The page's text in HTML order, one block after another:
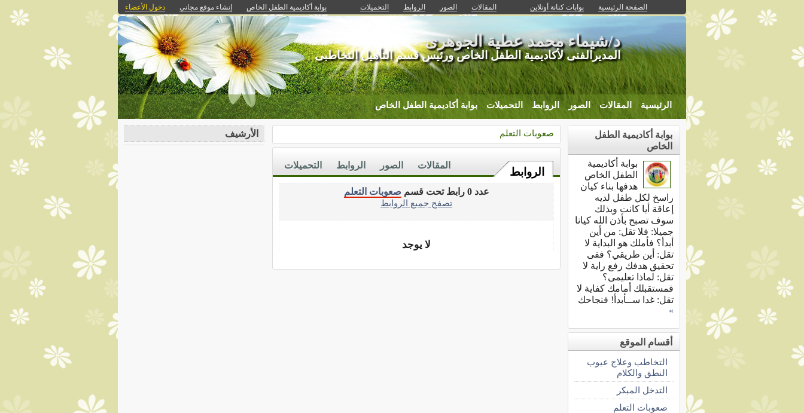
الصفحة الرئيسية بوابات كنانة أونلاين المقالات الصور الروابط التحميلات بوابة أكاديمية الطفل الخاص إنشاء موقع مجاني دخول الأعضاء
د/شيماء محمد عطية الجوهرى
المديرالفنى لأكاديمية الطفل الخاص ورئيس قسم التأهيل التخاطبى
الرئيسية المقالات الصور الروابط التحميلات بوابة أكاديمية الطفل الخاص
صعوبات التعلم
الروابط
التحميلات الروابط الصور المقالات
عدد 0 رابط تحت قسم
صعوبات التعلم
تصفح جميع الروابط
لا يوجد
بوابة أكاديمية الطفل
الخاص
بوابة أكاديمية
الطفل الخاص
هدفها بناء كيان
راسخ لكل طفل لديه
إعاقة أيا كانت وبذلك
سوف تصبح بأذن الله كيانا
جميلا: فلا تقل: من أين
أبدأ؟ فأملك هو البداية لا
تقل: أين طريقي؟ ففى
تحقيق هدفك رفع راية لا
تقل: لماذا تعليمى؟
فمستقبلك أمامك كفاية لا
تقل: غدا ســأبدأ! فنجاحك
»
أقسام الموقع
التخاطب وعلاج عيوب
النطق والكلام
التدخل المبكر
صعوبات التعلم
الأرشيف